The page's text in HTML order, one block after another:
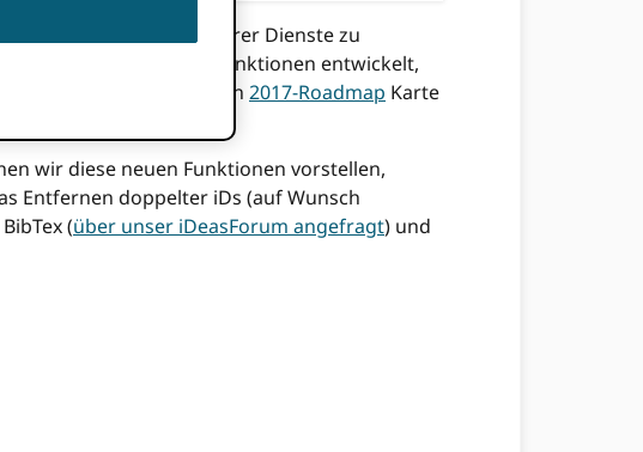
Registers und unserer Dienste zu
wir eine Reihe von Funktionen entwickelt,
sehen Sie sich unsere an 2017-Roadmap Karte
wir diese neuen Funktionen vorstellen,
Entfernen doppelter iDs (auf Wunsch
(über unser iDeasForum angefragt) und